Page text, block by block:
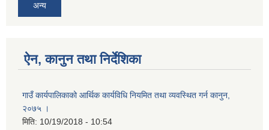
अन्य
ऐन, कानुन तथा निर्देशिका
गाउँ कार्यपालिकाको आर्थिक कार्यविधि नियमित तथा व्यवस्थित गर्न कानुन,
२०७५ ।
मिति: 10/19/2018 - 10:54